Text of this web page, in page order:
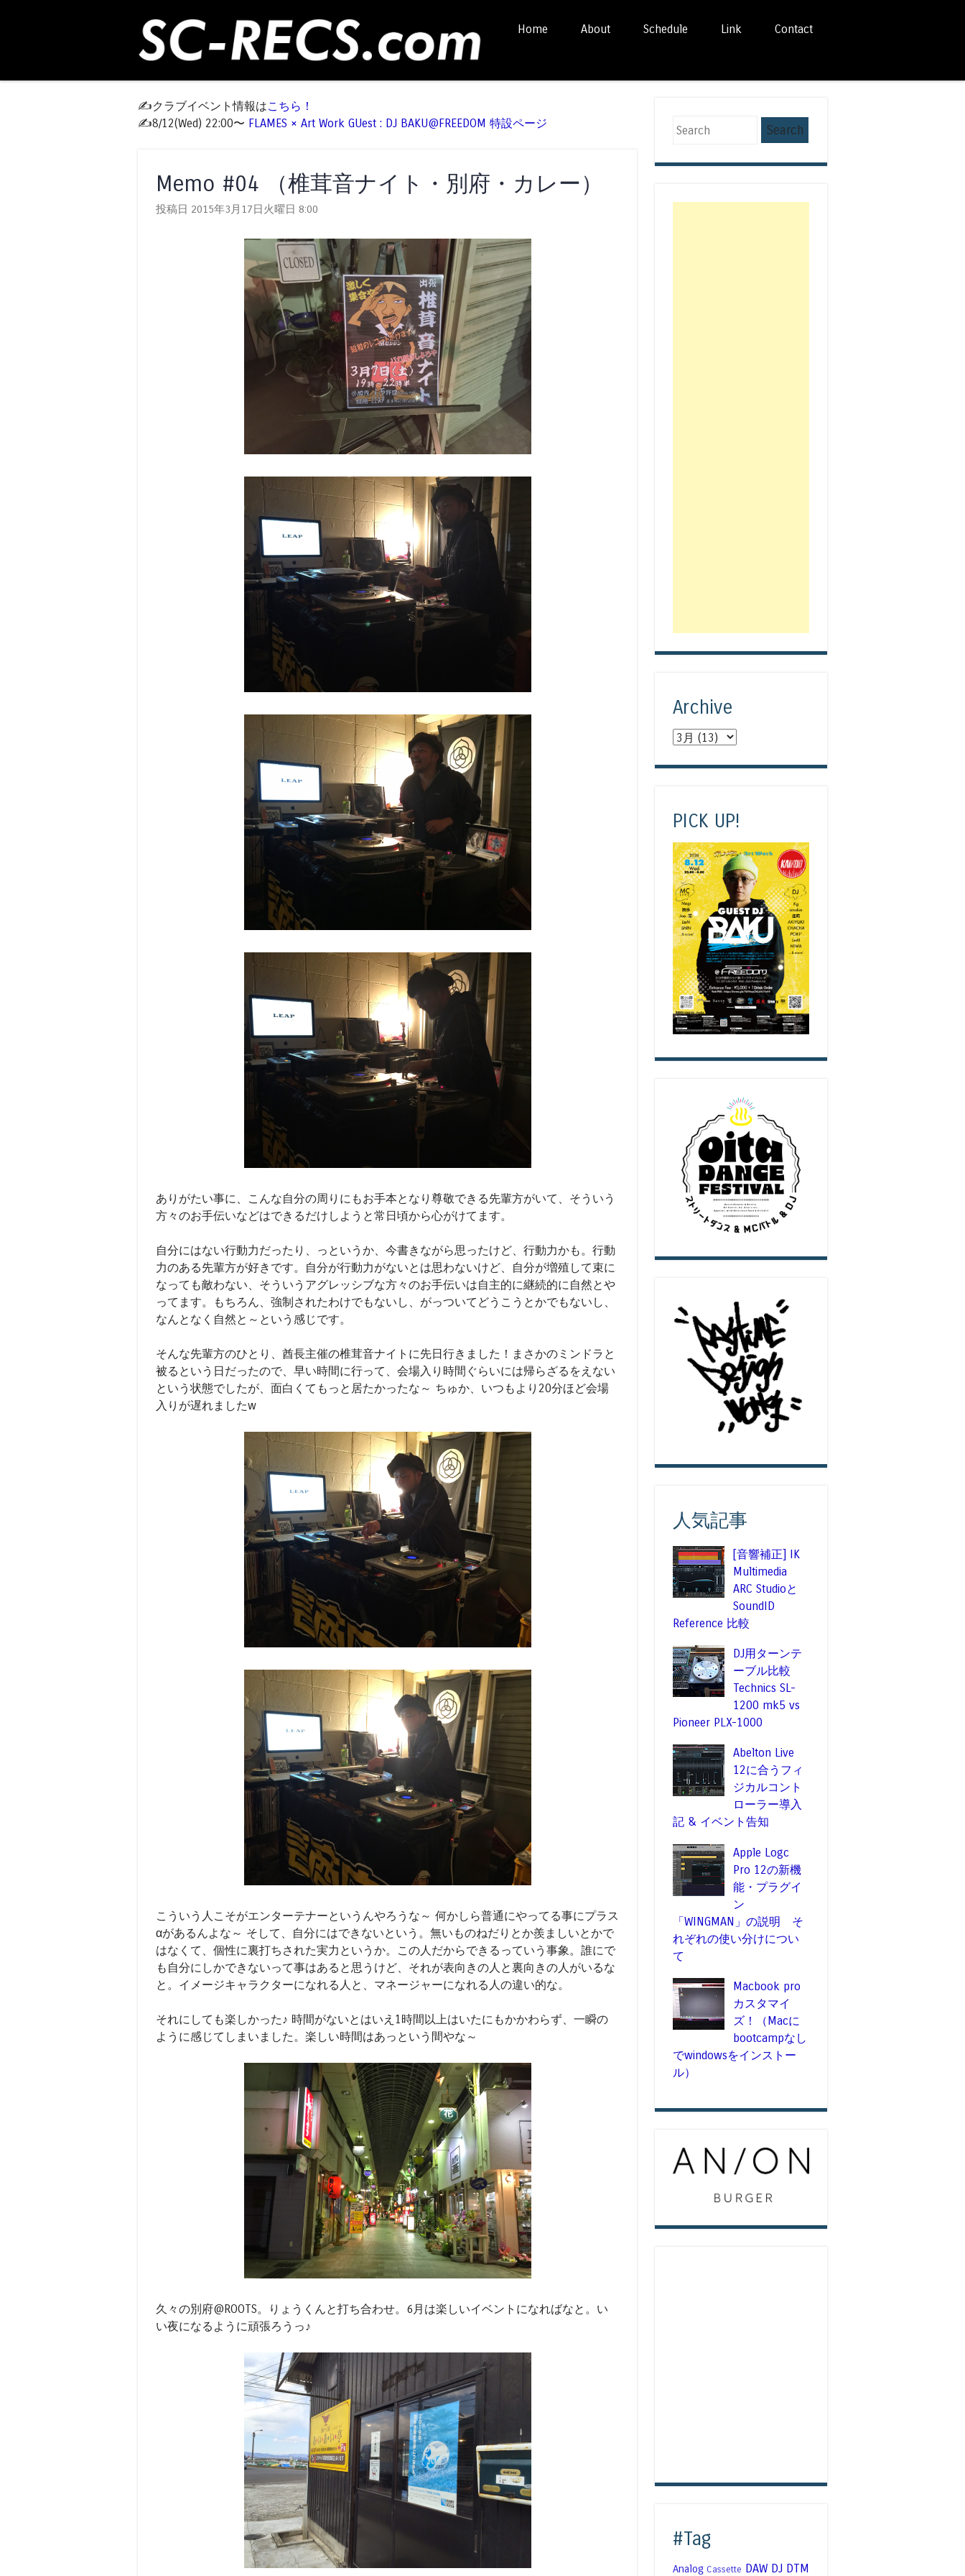
Skip to content
Home About Schedule Link Contact
✍️クラブイベント情報はこちら！
✍️8/12(Wed) 22:00〜 FLAMES × Art Work GUest : DJ BAKU@FREEDOM 特設ページ
Memo #04 （椎茸音ナイト・別府・カレー）
投稿日 2015年3月17日火曜日 8:00
ありがたい事に、こんな自分の周りにもお手本となり尊敬できる先輩方がいて、そういう
方々のお手伝いなどはできるだけしようと常日頃から心がけてます。
自分にはない行動力だったり、っというか、今書きながら思ったけど、行動力かも。行動
力のある先輩方が好きです。自分が行動力がないとは思わないけど、自分が増殖して束に
なっても敵わない、そういうアグレッシブな方々のお手伝いは自主的に継続的に自然とや
ってます。もちろん、強制されたわけでもないし、がっついてどうこうとかでもないし、
なんとなく自然と～という感じです。
そんな先輩方のひとり、酋長主催の椎茸音ナイトに先日行きました！まさかのミンドラと
被るという日だったので、早い時間に行って、会場入り時間ぐらいには帰らざるをえない
という状態でしたが、面白くてもっと居たかったな～ ちゅか、いつもより20分ほど会場
入りが遅れましたw
こういう人こそがエンターテナーというんやろうな～ 何かしら普通にやってる事にプラス
αがあるんよな～ そして、自分にはできないという。無いものねだりとか羨ましいとかで
はなくて、個性に裏打ちされた実力というか。この人だからできるっていう事象。誰にで
も自分にしかできないって事はあると思うけど、それが表向きの人と裏向きの人がいるな
と。イメージキャラクターになれる人と、マネージャーになれる人の違い的な。
それにしても楽しかった♪ 時間がないとはいえ1時間以上はいたにもかかわらず、一瞬の
ように感じてしまいました。楽しい時間はあっという間やな～
久々の別府@ROOTS。りょうくんと打ち合わせ。6月は楽しいイベントになればなと。い
い夜になるように頑張ろうっ♪
Search
Archive
PICK UP!
人気記事
[音響補正] IK
Multimedia
ARC Studioと
SoundID
Reference 比較
DJ用ターンテ
ーブル比較
Technics SL-
1200 mk5 vs
Pioneer PLX-1000
Abelton Live
12に合うフィ
ジカルコント
ローラー導入
記 & イベント告知
Apple Logc
Pro 12の新機
能・プラグイ
ン
「WINGMAN」の説明 そ
れぞれの使い分けについ
て
Macbook pro
カスタマイ
ズ！（Macに
bootcampなし
でwindowsをインストー
ル）
#Tag
Analog Cassette DAW DJ DTM